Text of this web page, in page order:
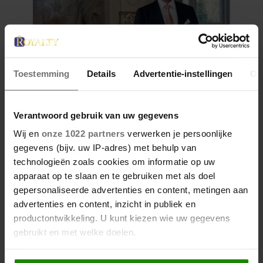
Toestemming Details Advertentie-instellingen
Verantwoord gebruik van uw gegevens
Wij en onze 1022 partners verwerken je persoonlijke
gegevens (bijv. uw IP-adres) met behulp van
technologieën zoals cookies om informatie op uw
apparaat op te slaan en te gebruiken met als doel
gepersonaliseerde advertenties en content, metingen aan
advertenties en content, inzicht in publiek en
productontwikkeling. U kunt kiezen wie uw gegevens
gebruikt en met welke doelen.
Als u het toestaat, willen we ook graag:
27 april 2026
KONING WILLEM-ALEXANDER
JARIG: ZIJN MOOISTE
PORTRETTEN DOOR DE JAREN
HEEN